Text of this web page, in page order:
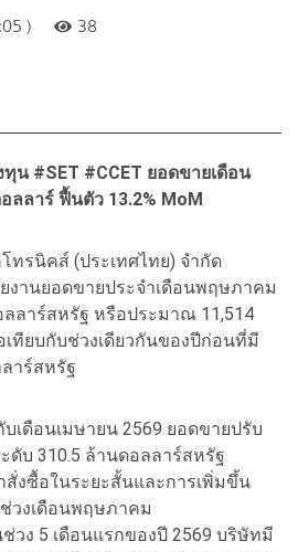
)
38
น #SET #CCET ยอดขายเดือน
ลาร์ ฟื้นตัว 13.2% MoM
รนิคส์ (ประเทศไทย) จำกัด
งานยอดขายประจำเดือนพฤษภาคม
ลลาร์สหรัฐ หรือประมาณ 11,514
เทียบกับช่วงเดียวกันของปีก่อนที่มี
าร์สหรัฐ
บเดือนเมษายน 2569 ยอดขายปรับ
ดับ 310.5 ล้านดอลลาร์สหรัฐ
งซื้อในระยะสั้นและการเพิ่มขึ้น
วงเดือนพฤษภาคม
วง 5 เดือนแรกของปี 2569 บริษัทมี